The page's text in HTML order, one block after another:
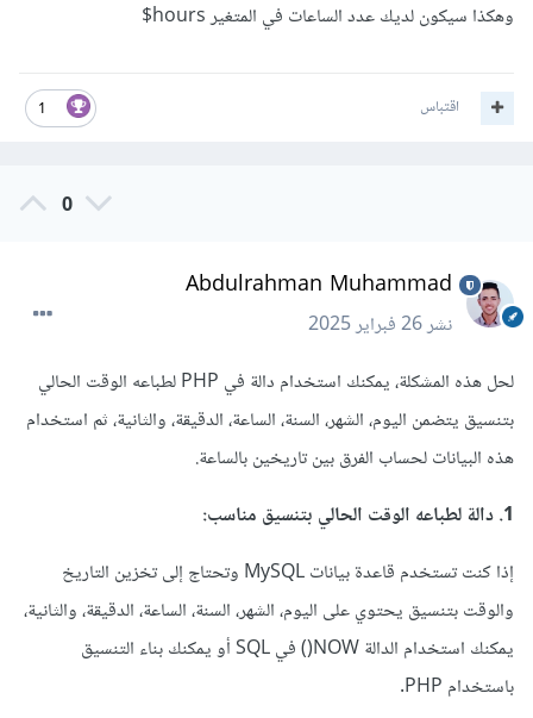
وهكذا سيكون لديك عدد الساعات في المتغير hours$
1 اقتباس
0
Abdulrahman Muhammad
نشر26 فبراير 2025
لحل هذه المشكلة، يمكنك استخدام دالة في PHP لطباعه الوقت الحالي
بتنسيق يتضمن اليوم، الشهر، السنة، الساعة، الدقيقة، والثانية، ثم استخدام
هذه البيانات لحساب الفرق بين تاريخين بالساعة.
1. دالة لطباعه الوقت الحالي بتنسيق مناسب:
إذا كنت تستخدم قاعدة بيانات MySQL وتحتاج إلى تخزين التاريخ
والوقت بتنسيق يحتوي على اليوم، الشهر، السنة، الساعة، الدقيقة، والثانية،
يمكنك استخدام الدالة NOW() في SQL أو يمكنك بناء التنسيق
باستخدام PHP.